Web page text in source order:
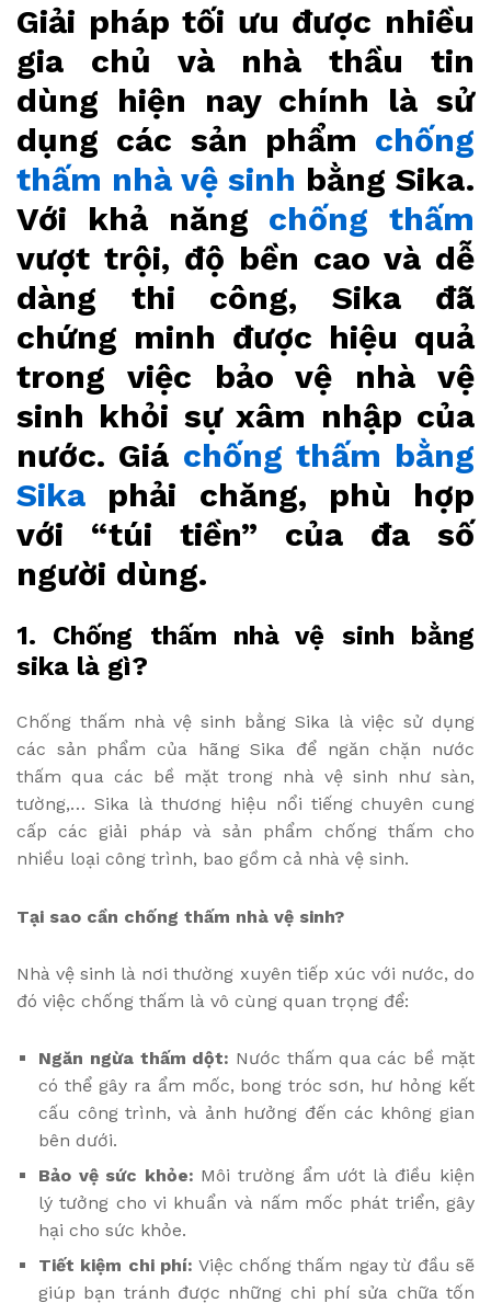
Giải pháp tối ưu được nhiều
gia chủ và nhà thầu tin
dùng hiện nay chính là sử
dụng các sản phẩm chống
thấm nhà vệ sinh bằng Sika.
Với khả năng chống thấm
vượt trội, độ bền cao và dễ
dàng thi công, Sika đã
chứng minh được hiệu quả
trong việc bảo vệ nhà vệ
sinh khỏi sự xâm nhập của
nước. Giá chống thấm bằng
Sika phải chăng, phù hợp
với “túi tiền” của đa số
người dùng.
1. Chống thấm nhà vệ sinh bằng
sika là gì?
Chống thấm nhà vệ sinh bằng Sika là việc sử dụng
các sản phẩm của hãng Sika để ngăn chặn nước
thấm qua các bề mặt trong nhà vệ sinh như sàn,
tường,… Sika là thương hiệu nổi tiếng chuyên cung
cấp các giải pháp và sản phẩm chống thấm cho
nhiều loại công trình, bao gồm cả nhà vệ sinh.
Tại sao cần chống thấm nhà vệ sinh?
Nhà vệ sinh là nơi thường xuyên tiếp xúc với nước, do
đó việc chống thấm là vô cùng quan trọng để:
Ngăn ngừa thấm dột: Nước thấm qua các bề mặt
có thể gây ra ẩm mốc, bong tróc sơn, hư hỏng kết
cấu công trình, và ảnh hưởng đến các không gian
bên dưới.
Bảo vệ sức khỏe: Môi trường ẩm ướt là điều kiện
lý tưởng cho vi khuẩn và nấm mốc phát triển, gây
hại cho sức khỏe.
Tiết kiệm chi phí: Việc chống thấm ngay từ đầu sẽ
giúp bạn tránh được những chi phí sửa chữa tốn